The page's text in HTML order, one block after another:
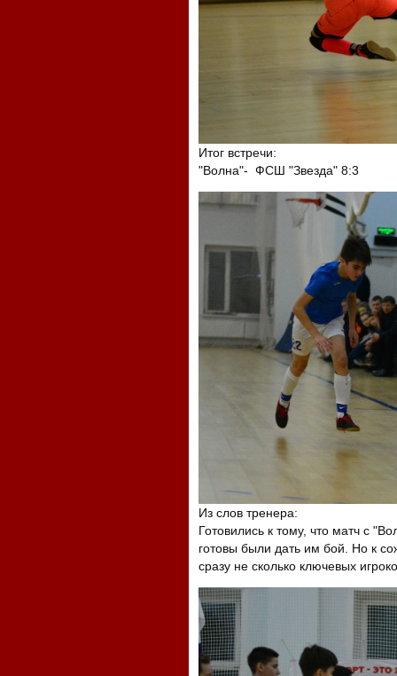
Итог встречи:
"Волна"- ФСШ "Звезда" 8:3
Из слов тренера:
Готовились к тому, что матч с
готовы были дать им бой. Но к
сразу не сколько ключевых